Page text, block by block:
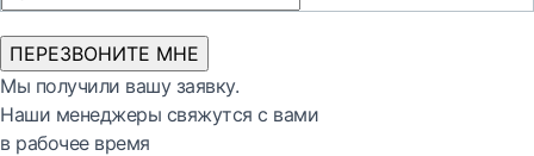
ПЕРЕЗВОНИТЕ МНЕ
Мы получили вашу заявку.
Наши менеджеры свяжутся с вами
в рабочее время